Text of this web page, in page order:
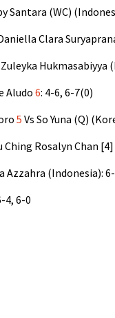
Santara (WC)
Clara
Hukmasabiyya
Aludo 6: 4-6, 6-7(0)
5 Vs So Yuna (Q)
Rosalyn Chan
Azzahra (Indonesia):
4, 6-0